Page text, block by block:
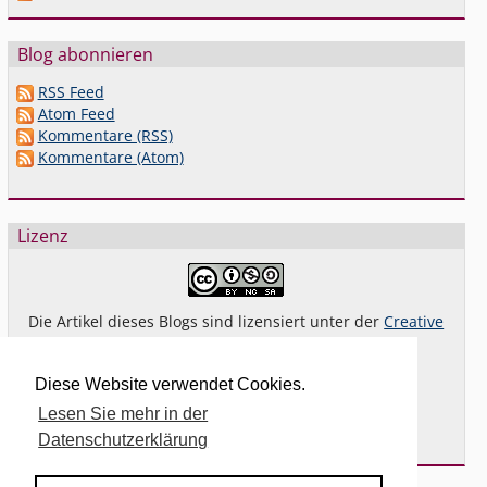
Diese Website verwendet Cookies.
Lesen Sie mehr in der
Datenschutzerklärung
Blog abonnieren
RSS Feed
Atom Feed
Kommentare (RSS)
Kommentare (Atom)
Lizenz
Die Artikel dieses Blogs sind lizensiert unter derCreative
Das giltnichtfür Bilder oder (andere) erkennbare
Fremdinhalte und explizit anders gekennzeichnete
Beiträge.